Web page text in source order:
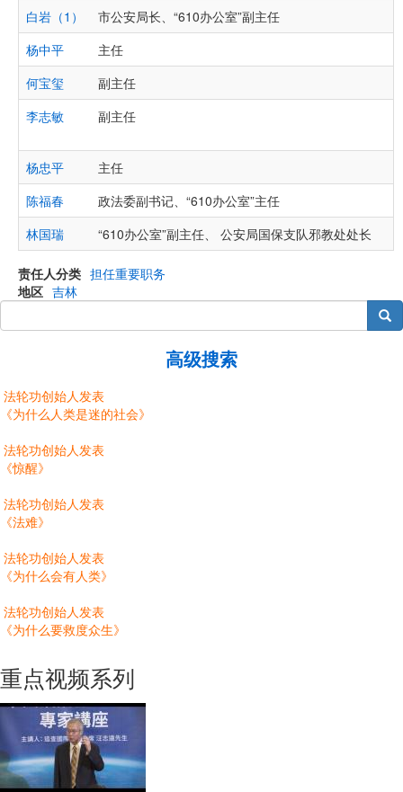
白岩（1）
市公安局长、“610办公室”副主任
杨中平
主任
何宝玺
副主任
李志敏
副主任
杨忠平
主任
陈福春
政法委副书记、“610办公室”主任
林国瑞
“610办公室”副主任、 公安局国保支队邪教处处长
责任人分类 担任重要职务
地区 吉林
搜索
高级搜索
法轮功创始人发表
《为什么人类是迷的社会》
法轮功创始人发表
《惊醒》
法轮功创始人发表
《法难》
法轮功创始人发表
《为什么会有人类》
法轮功创始人发表
《为什么要救度众生》
重点视频系列